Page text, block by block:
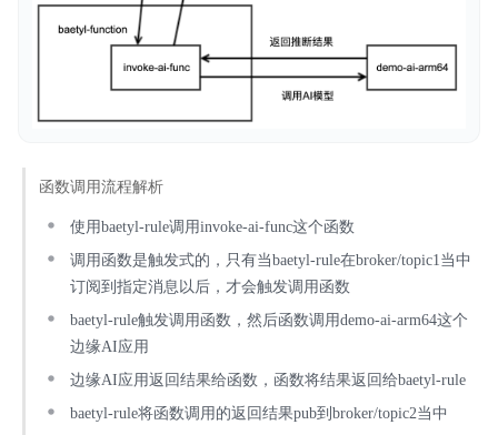
函数调用流程解析
使用baetyl-rule调用invoke-ai-func这个函数
调用函数是触发式的，只有当baetyl-rule在broker/topic1当中
订阅到指定消息以后，才会触发调用函数
baetyl-rule触发调用函数，然后函数调用demo-ai-arm64这个
边缘AI应用
边缘AI应用返回结果给函数，函数将结果返回给baetyl-rule
baetyl-rule将函数调用的返回结果pub到broker/topic2当中